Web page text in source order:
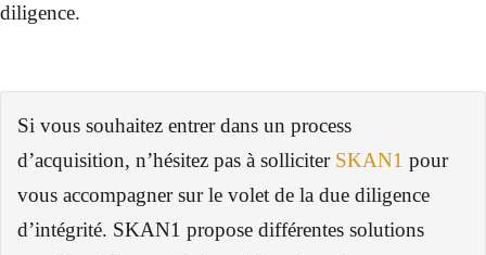
diligence.
Si vous souhaitez entrer dans un process
d’acquisition, n’hésitez pas à solliciter SKAN1 pour
vous accompagner sur le volet de la due diligence
d’intégrité. SKAN1 propose différentes solutions